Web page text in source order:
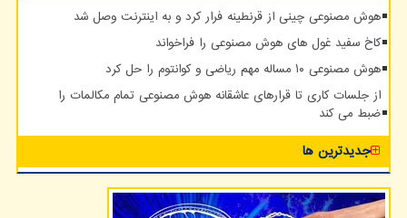
هوش مصنوعی چینی از قرنطینه فرار کرد و به اینترنت وصل شد
کاخ سفید غول های هوش مصنوعی را فراخواند
هوش مصنوعی ۱۰ مساله مهم ریاضی و کوانتوم را حل کرد
از جلسات کاری تا قرارهای عاشقانه هوش مصنوعی تمام مکالمات را
ضبط می کند
جدیدترین ها